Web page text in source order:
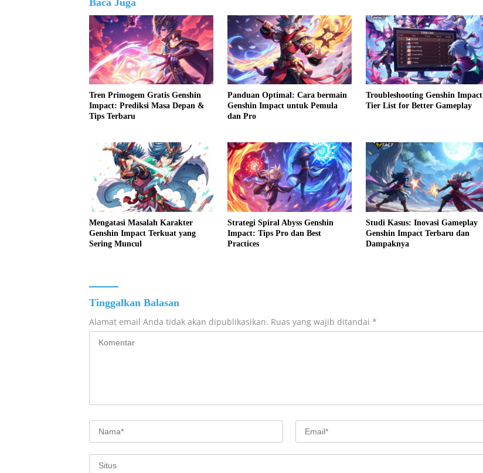
Tren Primogem Gratis Genshin
Impact: Prediksi Masa Depan &
Tips Terbaru
Panduan Optimal: Cara bermain
Genshin Impact untuk Pemula
dan Pro
Troubleshooting Genshin Impact
Tier List for Better Gameplay
Mengatasi Masalah Karakter
Genshin Impact Terkuat yang
Sering Muncul
Strategi Spiral Abyss Genshin
Impact: Tips Pro dan Best
Practices
Studi Kasus: Inovasi Gameplay
Genshin Impact Terbaru dan
Dampaknya
Tinggalkan Balasan
Alamat email Anda tidak akan dipublikasikan. Ruas yang wajib ditandai *